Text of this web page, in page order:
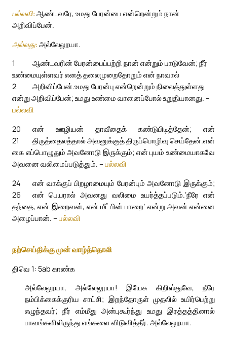
பல்லவி: ஆண்டவரே, உமது பேரன்பை என்றென்றும் நான்
அறிவிப்பேன்.
அல்லது: அல்லேலூயா.
1
ஆண்டவரின் பேரன்பைப்பற்றி நான் என்றும் பாடுவேன்; நீர்
உண்மையுள்ளவர் எனத் தலைமுறைதோறும் என் நாவால்
அறிவிப்பேன்.
2
உமது பேரன்பு என்றென்றும் நிலைத்துள்ளது
என்று அறிவிப்பேன்; உமது உண்மை வானைப்போல் உறுதியானது. –
பல்லவி
20
என் ஊழியன் தாவீதைக் கண்டுபிடித்தேன்; என்
திருத்தைலத்தால் அவனுக்குத் திருப்பொழிவு செய்தேன்.
21
என்
கை எப்பொழுதும் அவனோடு இருக்கும்; என் புயம் உண்மையாகவே
அவனை வலிமைப்படுத்தும். – பல்லவி
24
என் வாக்குப் பிறழாமையும் பேரன்பும் அவனோடு இருக்கும்;
என் பெயரால் அவனது வலிமை உயர்த்தப்படும்.
26
‘நீரே என்
தந்தை, என் இறைவன், என் மீட்பின் பாறை’ என்று அவன் என்னை
அழைப்பான். – பல்லவி
நற்செய்திக்கு முன் வாழ்த்தொலி
திவெ 1: 5ab காண்க
அல்லேலூயா, அல்லேலூயா! இயேசு கிறிஸ்துவே, நீரே
நம்பிக்கைக்குரிய சாட்சி; இறந்தோருள் முதலில் உயிர்பெற்று
எழுந்தவர்; நீர் எம்மீது அன்புகூர்ந்து உமது இரத்தத்தினால்
பாவங்களிலிருந்து எங்களை விடுவித்தீர். அல்லேலூயா.